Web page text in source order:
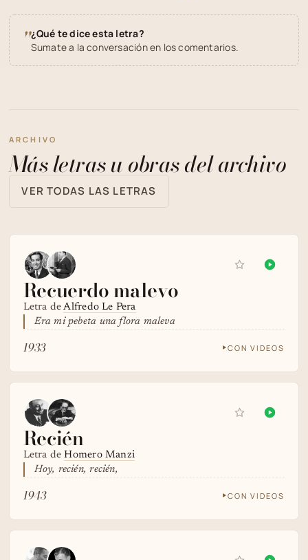
"¿Qué te dice esta letra?
Sumate a la conversación en los comentarios.
ARCHIVO
Más letras u obras del archivo
VER TODAS LAS LETRAS
Recuerdo malevo
Letra deAlfredo Le Pera
Era mi pebeta una flora maleva
1933 CON VIDEOS
Recién
Letra deHomero Manzi
Hoy, recién, recién,
1943 CON VIDEOS